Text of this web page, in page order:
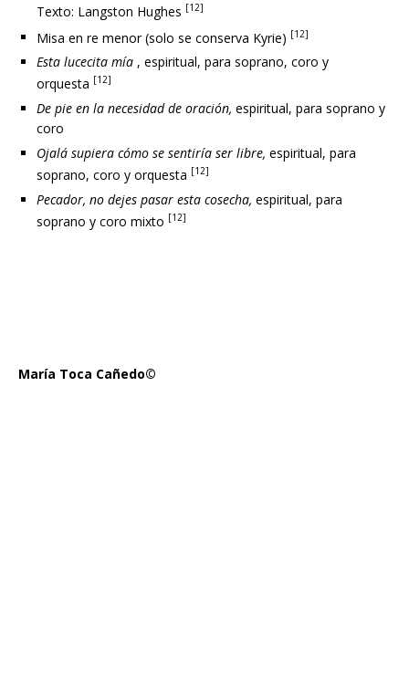
Texto: Langston Hughes [12]
Misa en re menor (solo se conserva Kyrie) [12]
Esta lucecita mía , espiritual, para soprano, coro y
orquesta [12]
De pie en la necesidad de oración, espiritual, para soprano y
coro
Ojalá supiera cómo se sentiría ser libre, espiritual, para
soprano, coro y orquesta [12]
Pecador, no dejes pasar esta cosecha, espiritual, para
soprano y coro mixto [12]
María Toca Cañedo©